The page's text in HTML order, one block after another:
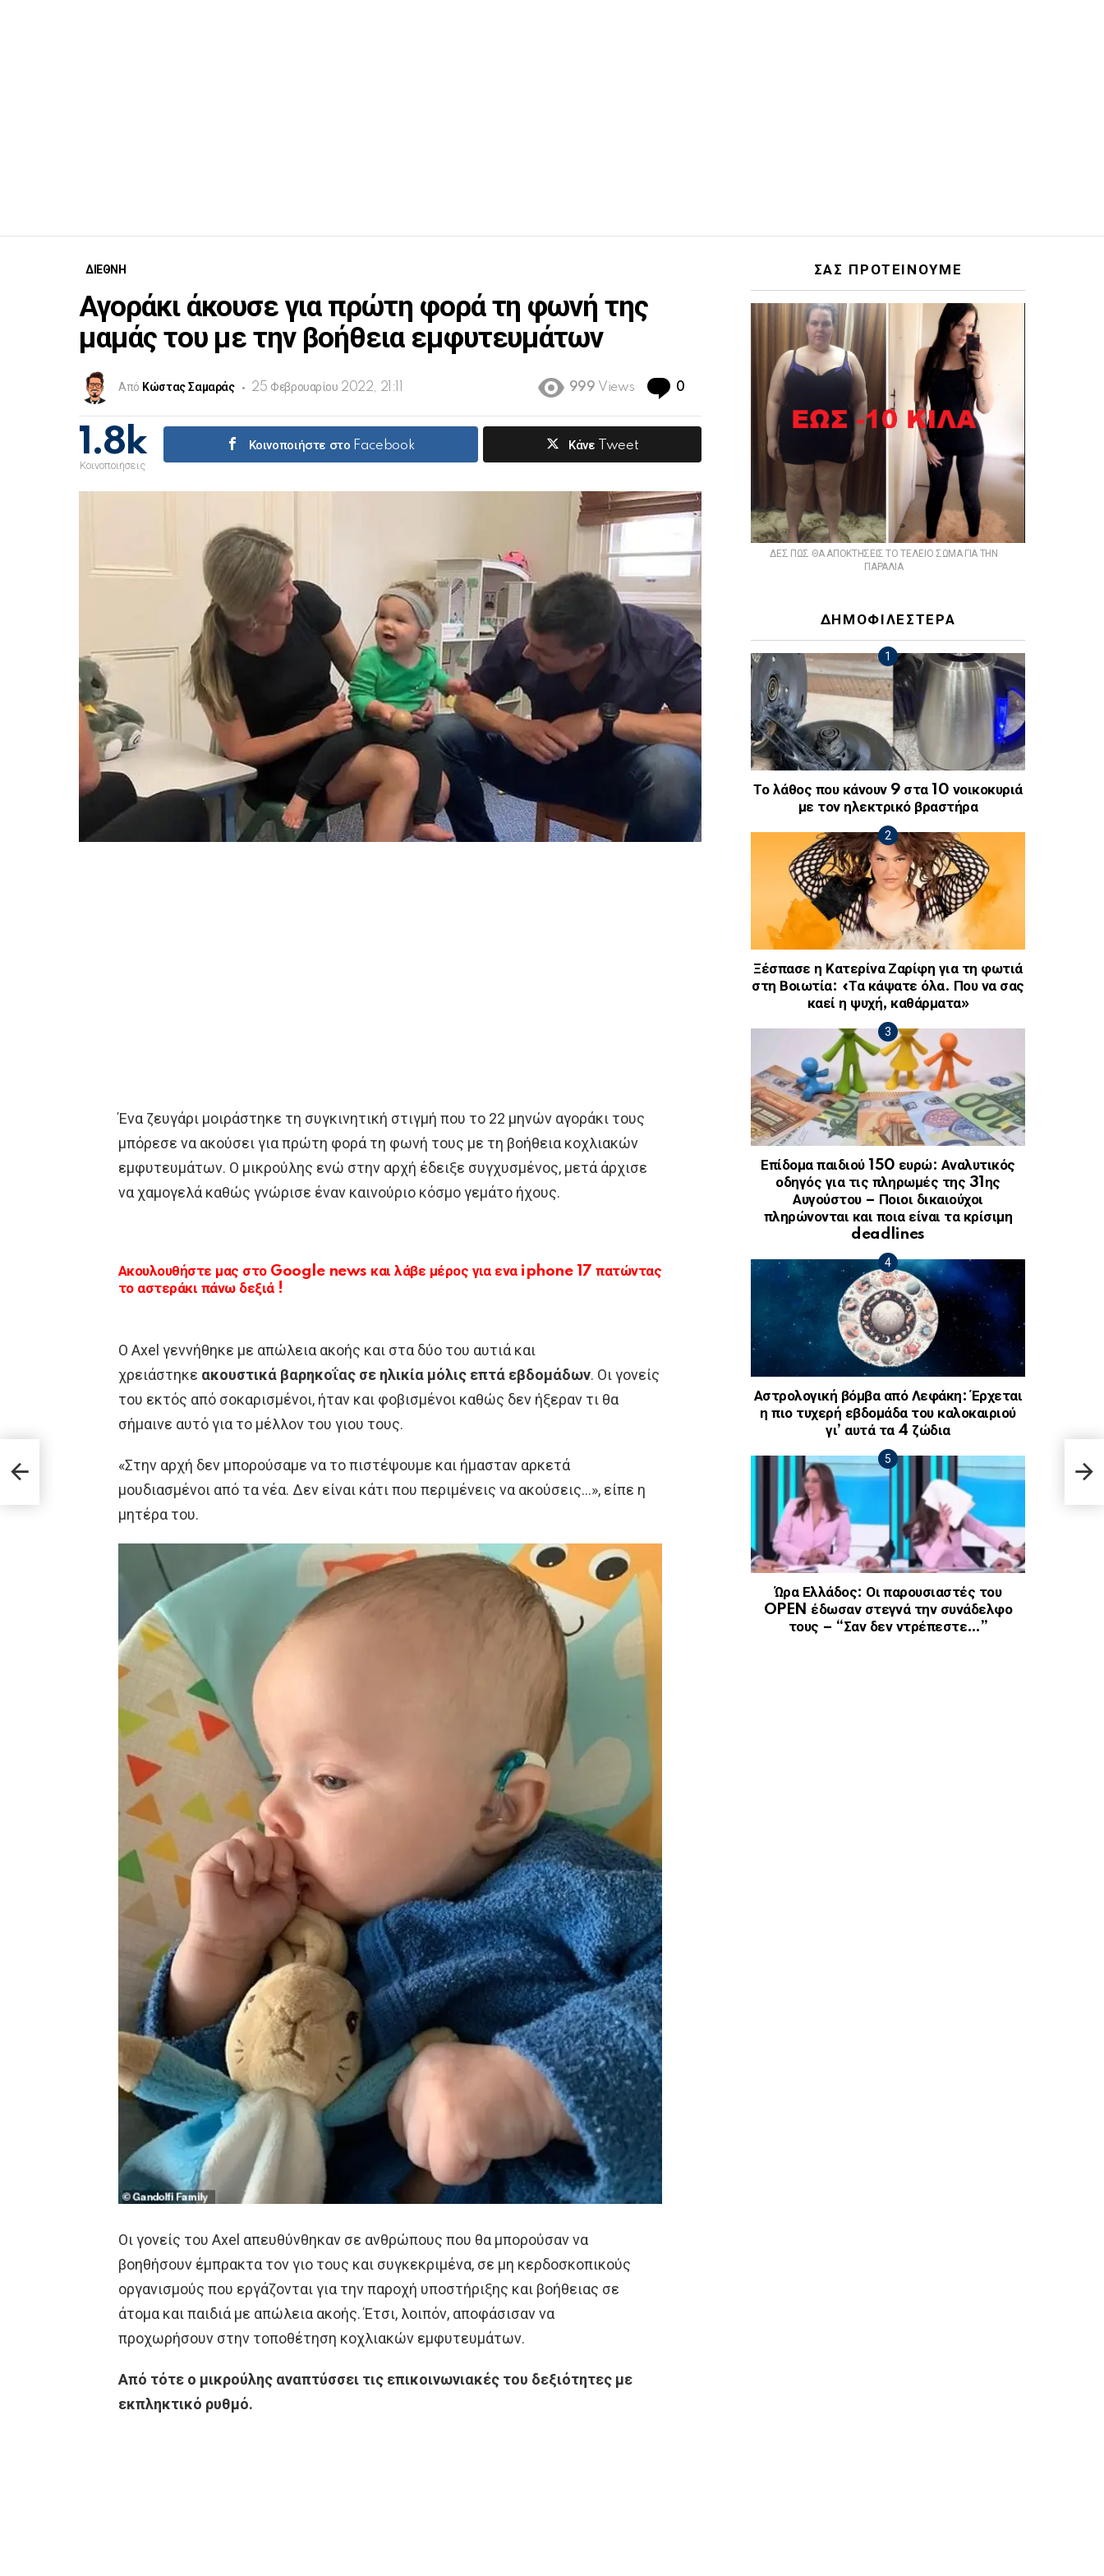
ΔΙΕΘΝΗ
Αγοράκι άκουσε για πρώτη φορά τη φωνή της
μαμάς του με την βοήθεια εμφυτευμάτων
Από Κώστας Σαμαράς 25 Φεβρουαρίου 2022, 21:11 999 Views 0
1.8k
Κοινοποιήσεις
Κοινοποιήστε στο Facebook Κάνε Tweet
Ένα ζευγάρι μοιράστηκε τη συγκινητική στιγμή που το 22 μηνών αγοράκι τους
μπόρεσε να ακούσει για πρώτη φορά τη φωνή τους με τη βοήθεια κοχλιακών
εμφυτευμάτων. Ο μικρούλης ενώ στην αρχή έδειξε συγχυσμένος, μετά άρχισε
να χαμογελά καθώς γνώρισε έναν καινούριο κόσμο γεμάτο ήχους.
Ακουλουθήστε μας στο Google news και λάβε μέρος για ενα iphone 17 πατώντας
το αστεράκι πάνω δεξιά !
O Axel γεννήθηκε με απώλεια ακοής και στα δύο του αυτιά και
χρειάστηκε ακουστικά βαρηκοΐας σε ηλικία μόλις επτά εβδομάδων. Οι γονείς
του εκτός από σοκαρισμένοι, ήταν και φοβισμένοι καθώς δεν ήξεραν τι θα
σήμαινε αυτό για το μέλλον του γιου τους.
«Στην αρχή δεν μπορούσαμε να το πιστέψουμε και ήμασταν αρκετά
μουδιασμένοι από τα νέα. Δεν είναι κάτι που περιμένεις να ακούσεις…», είπε η
μητέρα του.
Οι γονείς του Axel απευθύνθηκαν σε ανθρώπους που θα μπορούσαν να
βοηθήσουν έμπρακτα τον γιο τους και συγκεκριμένα, σε μη κερδοσκοπικούς
οργανισμούς που εργάζονται για την παροχή υποστήριξης και βοήθειας σε
άτομα και παιδιά με απώλεια ακοής. Έτσι, λοιπόν, αποφάσισαν να
προχωρήσουν στην τοποθέτηση κοχλιακών εμφυτευμάτων.
Από τότε ο μικρούλης αναπτύσσει τις επικοινωνιακές του δεξιότητες με
εκπληκτικό ρυθμό.
οι
να
ΣΑΣ ΠΡΟΤΕΙΝΟΥΜΕ
ΔΕΣ ΠΩΣ ΘΑ ΑΠΟΚΤΗΣΕΙΣ ΤΟ ΤΕΛΕΙΟ ΣΩΜΑ ΓΙΑ ΤΗΝ
ΠΑΡΑΛΙΑ
ΔΗΜΟΦΙΛΕΣΤΕΡΑ
Το λάθος που κάνουν 9 στα 10 νοικοκυριά
με τον ηλεκτρικό βραστήρα
Ξέσπασε η Κατερίνα Ζαρίφη για τη φωτιά
στη Βοιωτία: «Τα κάψατε όλα. Που να σας
καεί η ψυχή, καθάρματα»
Επίδομα παιδιού 150 ευρώ: Αναλυτικός
οδηγός για τις πληρωμές της 31ης
Αυγούστου – Ποιοι δικαιούχοι
πληρώνονται και ποια είναι τα κρίσιμη
deadlines
Αστρολογική βόμβα από Λεφάκη: Έρχεται
η πιο τυχερή εβδομάδα του καλοκαιριού
γι’ αυτά τα 4 ζώδια
Ώρα Ελλάδος: Οι παρουσιαστές του
OPEN έδωσαν στεγνά την συνάδελφο
τους – “Σαν δεν ντρέπεστε…”